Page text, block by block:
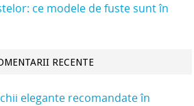
ce modele de fuste sunt în
RECENTE
elegante recomandate în